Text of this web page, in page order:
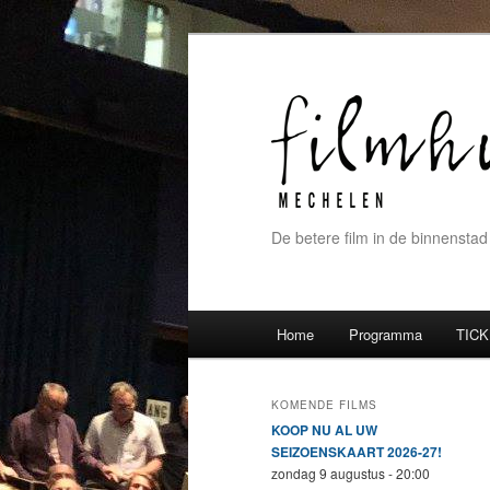
De betere film in de binnenstad
Spring naar de primaire
Spring naar de secundaire
Home Programma
KOMENDE FILMS
KOOP NU AL UW
SEIZOENSKAART 2026-27!
zondag 9 augustus - 20:00